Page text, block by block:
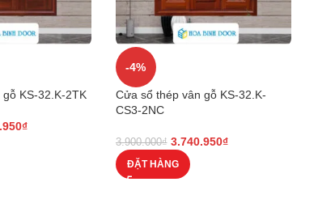
KS-32.K-2TK
₫
-4%
Cửa sổ thép vân gỗ KS-32.K-
CS3-2NC
3.900.000₫ 3.740.950₫
ĐẶT HÀNG